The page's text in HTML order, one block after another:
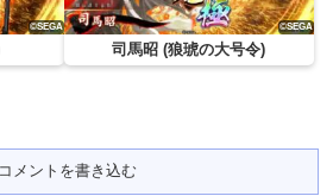
司馬昭 (狼琥の大号令)
コメントを書き込む